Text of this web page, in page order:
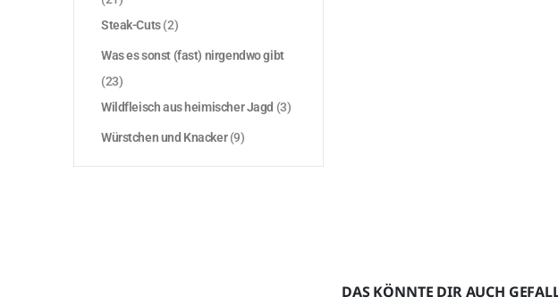
DAS KÖNNTE DIR AUCH
Steak-Cuts(2)
Was es sonst (fast) nirgendwo gibt
(23)
Wildfleisch aus heimischer Jagd (3)
Würstchen und Knacker (9)